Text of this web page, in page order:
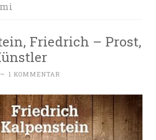
Friedrich – Prost,
~ 1 KOMMENTAR